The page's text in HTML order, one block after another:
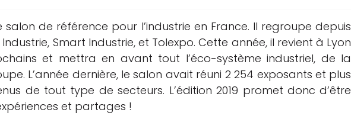
de référence pour l’industrie en France. Il regroupe depuis
Industrie, Smart Industrie, et Tolexpo. Cette année, il revient à Lyon
et mettra en avant tout l’éco-système industriel, de la
L’année dernière, le salon avait réuni 2 254 exposants et plus
de tout type de secteurs. L’édition 2019 promet donc d’être
et partages !